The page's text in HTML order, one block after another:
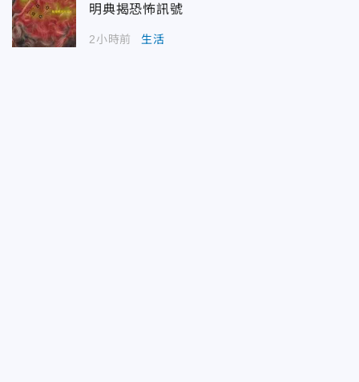
明典揭恐怖訊號
2小時前 生活